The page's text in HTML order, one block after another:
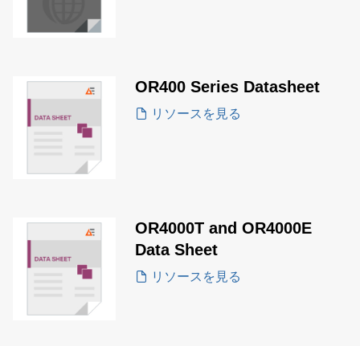
OR400 Series Datasheet
リソースを見る
OR4000T and OR4000E
Data Sheet
リソースを見る